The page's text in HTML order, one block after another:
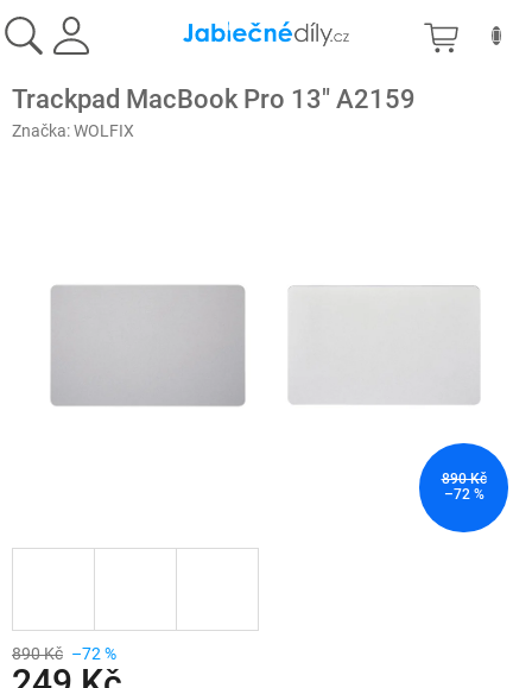
na
obsah
Trackpad MacBook Pro 13" A2159
Značka:WOLFIX
890 Kč
–72 %
890 Kč –72 %